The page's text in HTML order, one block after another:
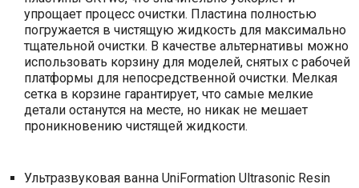
упрощает процесс очистки. Пластина полностью
погружается в чистящую жидкость для максимально
тщательной очистки. В качестве альтернативы можно
использовать корзину для моделей, снятых с рабочей
платформы для непосредственной очистки. Мелкая
сетка в корзине гарантирует, что самые мелкие
детали останутся на месте, но никак не мешает
проникновению чистящей жидкости.
Ультразвуковая ванна UniFormation Ultrasonic Resin